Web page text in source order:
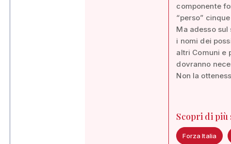
componente
“perso”
Ma adesso
i nomi dei
altri Comuni e
dovranno
Non la
Scopri di
Forza Italia